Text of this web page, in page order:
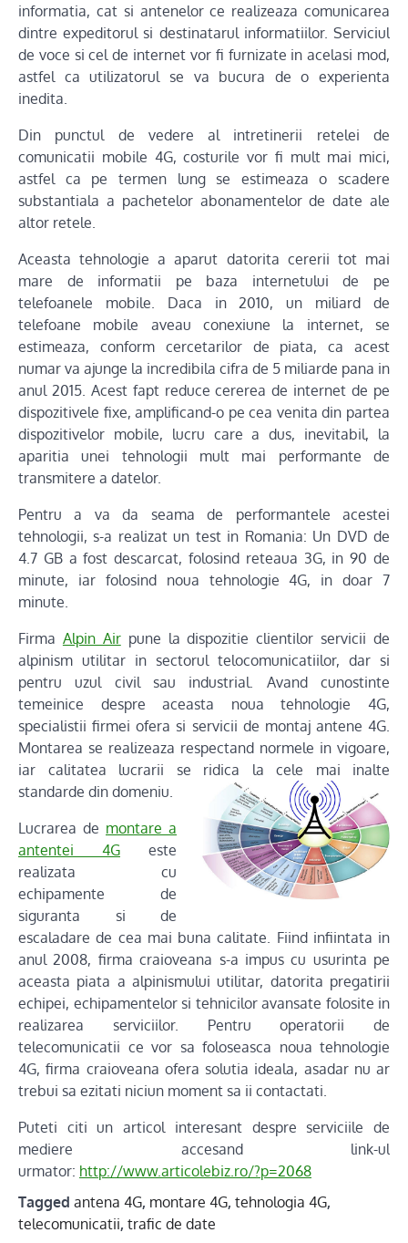
informatia, cat si antenelor ce realizeaza comunicarea
dintre expeditorul si destinatarul informatiilor. Serviciul
de voce si cel de internet vor fi furnizate in acelasi mod,
astfel ca utilizatorul se va bucura de o experienta
inedita.
Din punctul de vedere al intretinerii retelei de
comunicatii mobile 4G, costurile vor fi mult mai mici,
astfel ca pe termen lung se estimeaza o scadere
substantiala a pachetelor abonamentelor de date ale
altor retele.
Aceasta tehnologie a aparut datorita cererii tot mai
mare de informatii pe baza internetului de pe
telefoanele mobile. Daca in 2010, un miliard de
telefoane mobile aveau conexiune la internet, se
estimeaza, conform cercetarilor de piata, ca acest
numar va ajunge la incredibila cifra de 5 miliarde pana in
anul 2015. Acest fapt reduce cererea de internet de pe
dispozitivele fixe, amplificand-o pe cea venita din partea
dispozitivelor mobile, lucru care a dus, inevitabil, la
aparitia unei tehnologii mult mai performante de
transmitere a datelor.
Pentru a va da seama de performantele acestei
tehnologii, s-a realizat un test in Romania: Un DVD de
4.7 GB a fost descarcat, folosind reteaua 3G, in 90 de
minute, iar folosind noua tehnologie 4G, in doar 7
minute.
Firma Alpin Airpune la dispozitie clientilor servicii de
alpinism utilitar in sectorul telocomunicatiilor, dar si
pentru uzul civil sau industrial. Avand cunostinte
temeinice despre aceasta noua tehnologie 4G,
specialistii firmei ofera si servicii de montaj antene 4G.
Montarea se realizeaza respectand normele in vigoare,
iar calitatea lucrarii se ridica la cele mai inalte
standarde din domeniu.
Lucrarea de montare a
antentei 4G este
realizata cu
echipamente de
siguranta si de
escaladare de cea mai buna calitate. Fiind infiintata in
anul 2008, firma craioveana s-a impus cu usurinta pe
aceasta piata a alpinismului utilitar, datorita pregatirii
echipei, echipamentelor si tehnicilor avansate folosite in
realizarea serviciilor. Pentru operatorii de
telecomunicatii ce vor sa foloseasca noua tehnologie
4G, firma craioveana ofera solutia ideala, asadar nu ar
trebui sa ezitati niciun moment sa ii contactati.
Puteti citi un articol interesant despre serviciile de
mediere accesand link-ul
urmator: http://www.articolebiz.ro/?p=2068
Tagged antena 4G, montare 4G, tehnologia 4G,
telecomunicatii, trafic de date